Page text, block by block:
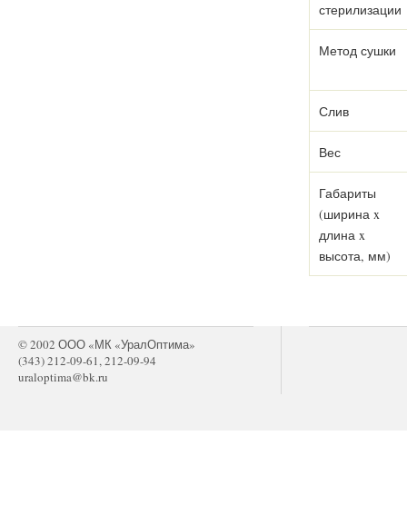
стерилизации
Метод сушки
Слив
Вес
Габариты
(ширина x
длина x
высота, мм)
© 2002 ООО «МК «УралОптима»
(343) 212-09-61, 212-09-94
uraloptima@bk.ru